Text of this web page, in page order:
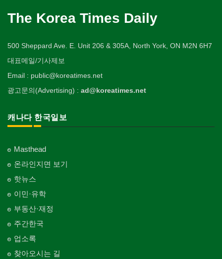
The Korea Times Daily
500 Sheppard Ave. E. Unit 206 & 305A, North York, ON M2N 6H7
대표메일/기사제보
Email : public@koreatimes.net
광고문의(Advertising) : ad@koreatimes.net
캐나다 한국일보
Masthead
온라인지면 보기
핫뉴스
이민·유학
부동산·재정
주간한국
업소록
찾아오시는 길